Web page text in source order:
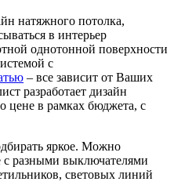
натяжного потолка,
в интерьер
однотонной поверхности
с
– все зависит от Ваших
разработает дизайн
цене в рамках бюджета, с
яркое. Можно
с разными выключателями
световых линий